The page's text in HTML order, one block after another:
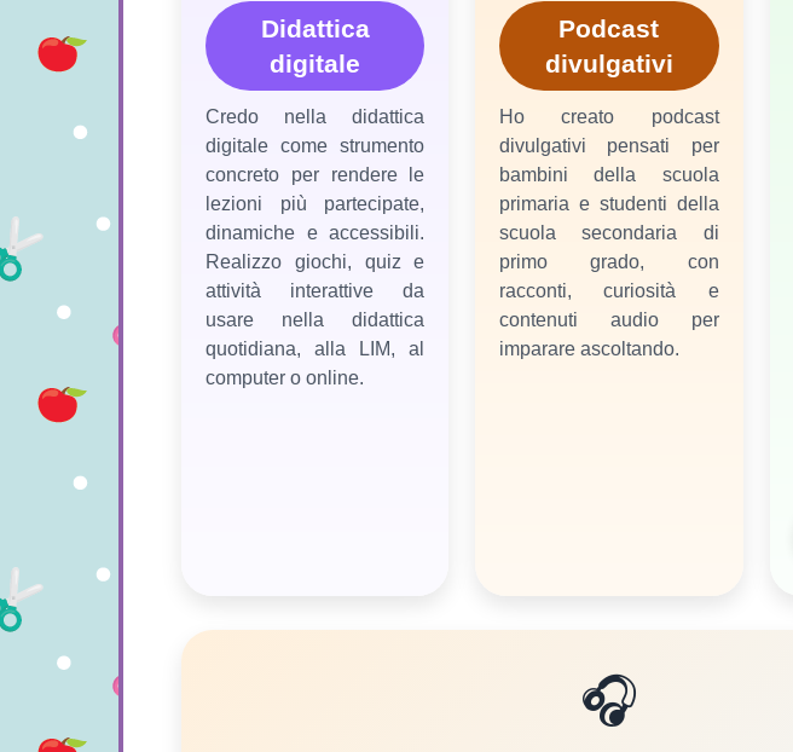
Didattica
digitale
Credo nella didattica
digitale come strumento
concreto per rendere le
lezioni più partecipate,
dinamiche e accessibili.
Realizzo giochi, quiz e
attività interattive da
usare nella didattica
quotidiana, alla LIM, al
computer o online.
Podcast
divulgativi
Ho creato podcast
divulgativi pensati per
bambini della scuola
primaria e studenti della
scuola secondaria di
primo grado, con
racconti, curiosità e
contenuti audio per
imparare ascoltando.
🎧